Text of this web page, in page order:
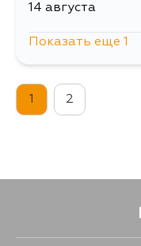
14 августа
Показать еще 1
1 2